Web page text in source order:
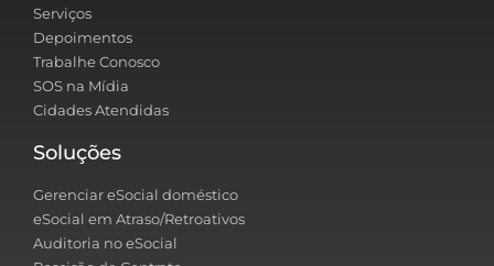
Serviços
Depoimentos
Trabalhe Conosco
SOS na Mídia
Cidades Atendidas
Soluções
Gerenciar eSocial doméstico
eSocial em Atraso/Retroativos
Auditoria no eSocial